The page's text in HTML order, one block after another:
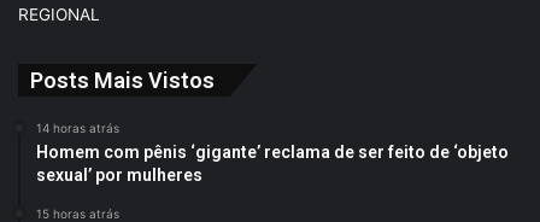
REGIONAL
Posts Mais Vistos
14 horas atrás
Homem com pênis ‘gigante’ reclama de ser feito de ‘objeto
sexual’ por mulheres
15 horas atrás